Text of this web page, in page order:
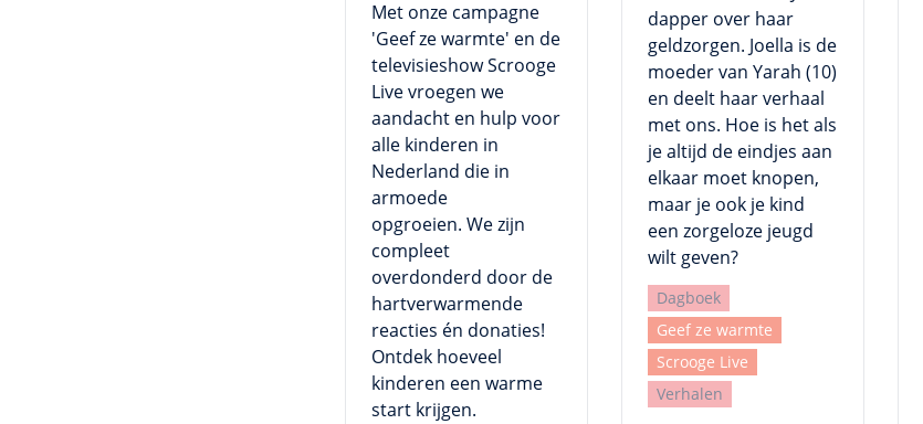
Met onze campagne
'Geef ze warmte' en de
televisieshow Scrooge
Live vroegen we
aandacht en hulp voor
alle kinderen in
Nederland die in
armoede
opgroeien. We zijn
compleet
overdonderd door de
hartverwarmende
reacties én donaties!
Ontdek hoeveel
kinderen een warme
start krijgen.
dapper over haar
geldzorgen. Joella is de
moeder van Yarah (10)
en deelt haar verhaal
met ons. Hoe is het als
je altijd de eindjes aan
elkaar moet knopen,
maar je ook je kind
een zorgeloze jeugd
wilt geven?
Dagboek
Geef ze warmte
Scrooge Live
Verhalen